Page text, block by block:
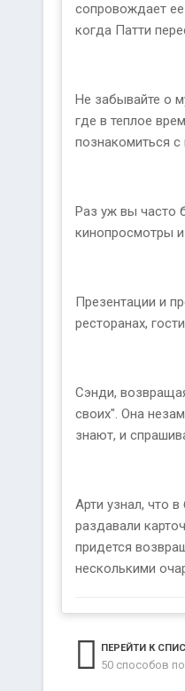
сопровождает
когда Патти
Не забывайте о
где в теплое
познакомиться
Раз уж вы часто
кинопросмотры
Презентации и
ресторанах,
Сэнди,
своих". Она
знают, и
Арти узнал, что
раздавали
придется
несколькими
ПЕРЕЙТИ К
50 способов